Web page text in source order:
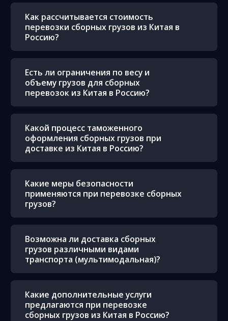
Как рассчитывается стоимость
перевозки сборных грузов из Китая в
Россию?
Есть ли ограничения по весу и
объему грузов для сборных
перевозок из Китая в Россию?
Какой процесс таможенного
оформления сборных грузов при
доставке из Китая в Россию?
Какие меры безопасности
применяются при перевозке сборных
грузов?
Возможна ли доставка сборных
грузов различными видами
транспорта (мультимодальная)?
Какие дополнительные услуги
предлагаются при перевозке
сборных грузов из Китая в Россию?